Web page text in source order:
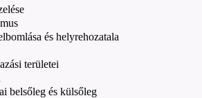
és helyrehozatala
területei
belsőleg és külsőleg